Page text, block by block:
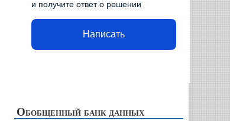
и получите ответ о решении
Написать
Обобщенный банк данных